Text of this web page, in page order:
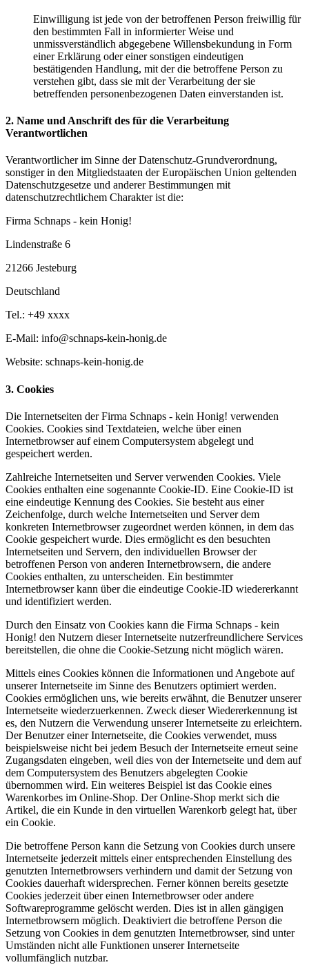
Einwilligung ist jede von der betroffenen Person freiwillig für
den bestimmten Fall in informierter Weise und
unmissverständlich abgegebene Willensbekundung in Form
einer Erklärung oder einer sonstigen eindeutigen
bestätigenden Handlung, mit der die betroffene Person zu
verstehen gibt, dass sie mit der Verarbeitung der sie
betreffenden personenbezogenen Daten einverstanden ist.
2. Name und Anschrift des für die Verarbeitung
Verantwortlichen
Verantwortlicher im Sinne der Datenschutz-Grundverordnung,
sonstiger in den Mitgliedstaaten der Europäischen Union geltenden
Datenschutzgesetze und anderer Bestimmungen mit
datenschutzrechtlichem Charakter ist die:
Firma Schnaps - kein Honig!
Lindenstraße 6
21266 Jesteburg
Deutschland
Tel.: +49 xxxx
E-Mail: info@schnaps-kein-honig.de
Website: schnaps-kein-honig.de
3. Cookies
Die Internetseiten der Firma Schnaps - kein Honig! verwenden
Cookies. Cookies sind Textdateien, welche über einen
Internetbrowser auf einem Computersystem abgelegt und
gespeichert werden.
Zahlreiche Internetseiten und Server verwenden Cookies. Viele
Cookies enthalten eine sogenannte Cookie-ID. Eine Cookie-ID ist
eine eindeutige Kennung des Cookies. Sie besteht aus einer
Zeichenfolge, durch welche Internetseiten und Server dem
konkreten Internetbrowser zugeordnet werden können, in dem das
Cookie gespeichert wurde. Dies ermöglicht es den besuchten
Internetseiten und Servern, den individuellen Browser der
betroffenen Person von anderen Internetbrowsern, die andere
Cookies enthalten, zu unterscheiden. Ein bestimmter
Internetbrowser kann über die eindeutige Cookie-ID wiedererkannt
und identifiziert werden.
Durch den Einsatz von Cookies kann die Firma Schnaps - kein
Honig! den Nutzern dieser Internetseite nutzerfreundlichere Services
bereitstellen, die ohne die Cookie-Setzung nicht möglich wären.
Mittels eines Cookies können die Informationen und Angebote auf
unserer Internetseite im Sinne des Benutzers optimiert werden.
Cookies ermöglichen uns, wie bereits erwähnt, die Benutzer unserer
Internetseite wiederzuerkennen. Zweck dieser Wiedererkennung ist
es, den Nutzern die Verwendung unserer Internetseite zu erleichtern.
Der Benutzer einer Internetseite, die Cookies verwendet, muss
beispielsweise nicht bei jedem Besuch der Internetseite erneut seine
Zugangsdaten eingeben, weil dies von der Internetseite und dem auf
dem Computersystem des Benutzers abgelegten Cookie
übernommen wird. Ein weiteres Beispiel ist das Cookie eines
Warenkorbes im Online-Shop. Der Online-Shop merkt sich die
Artikel, die ein Kunde in den virtuellen Warenkorb gelegt hat, über
ein Cookie.
Die betroffene Person kann die Setzung von Cookies durch unsere
Internetseite jederzeit mittels einer entsprechenden Einstellung des
genutzten Internetbrowsers verhindern und damit der Setzung von
Cookies dauerhaft widersprechen. Ferner können bereits gesetzte
Cookies jederzeit über einen Internetbrowser oder andere
Softwareprogramme gelöscht werden. Dies ist in allen gängigen
Internetbrowsern möglich. Deaktiviert die betroffene Person die
Setzung von Cookies in dem genutzten Internetbrowser, sind unter
Umständen nicht alle Funktionen unserer Internetseite
vollumfänglich nutzbar.